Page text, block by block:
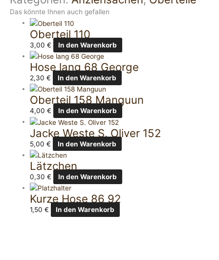
Das könnte Ihnen auch gefallen
Oberteil 110
3,00€ In den Warenkorb
Hose lang 68 George
2,30€ In den Warenkorb
Oberteil 158 Manguun
4,00€ In den Warenkorb
Jacke Weste S. Oliver 152
5,00€ In den Warenkorb
Lätzchen
0,30€ In den Warenkorb
Kurze Hose 86 92
1,50€ In den Warenkorb